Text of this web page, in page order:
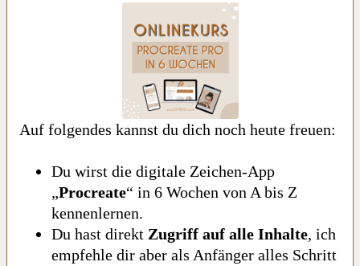
Auf folgendes kannst du dich noch heute freuen:
Du wirst die digitale Zeichen-App
„Procreate“ in 6 Wochen von A bis Z
kennenlernen.
Du hast direkt Zugriff auf alle Inhalte, ich
empfehle dir aber als Anfänger alles Schritt